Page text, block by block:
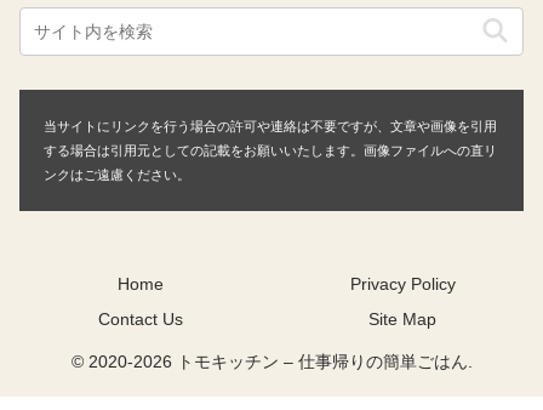
当サイトにリンクを行う場合の許可や連絡は不要ですが、文章や画像を引用
する場合は引用元としての記載をお願いいたします。画像ファイルへの直リ
ンクはご遠慮ください。
Home
Privacy Policy
Contact Us
Site Map
© 2020-2026 トモキッチン – 仕事帰りの簡単ごはん.